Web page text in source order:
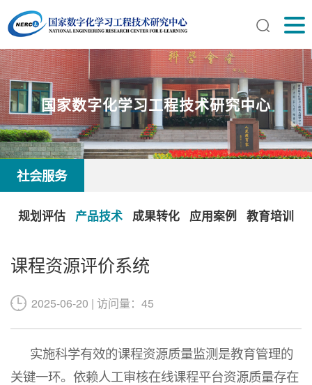
国家数字化学习工程技术研究中心
社会服务
规划评估 产品技术 成果转化 应用案例 教育培训
课程资源评价系统
2025-06-20 | 访问量：45
实施科学有效的课程资源质量监测是教育管理的
关键一环。依赖人工审核在线课程平台资源质量存在